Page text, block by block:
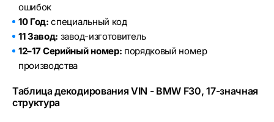
ошибок
10 Год: специальный код
11 Завод: завод-изготовитель
12–17 Серийный номер: порядковый номер
производства
Таблица декодирования VIN - BMW F30, 17-значная
структура